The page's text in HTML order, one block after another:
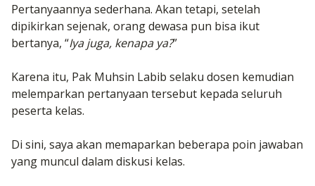
Pertanyaannya sederhana. Akan tetapi, setelah
dipikirkan sejenak, orang dewasa pun bisa ikut
bertanya, “Iya juga, kenapa ya?”
Karena itu, Pak Muhsin Labib selaku dosen kemudian
melemparkan pertanyaan tersebut kepada seluruh
peserta kelas.
Di sini, saya akan memaparkan beberapa poin jawaban
yang muncul dalam diskusi kelas.